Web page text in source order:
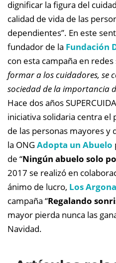
dignificar la figura del
calidad de vida de las
dependientes”. En este
fundador de la Fundación
con esta campaña en redes
formar a los cuidadores, se
sociedad de la importancia
Hace dos años
iniciativa solidaria centra
de las personas mayores y
la ONGAdopta un Abuelo
de “Ningún abuelo solo
2017 se realizó en
ánimo de lucro, Los
campaña “Regalando
mayor pierda nunca las
Navidad.